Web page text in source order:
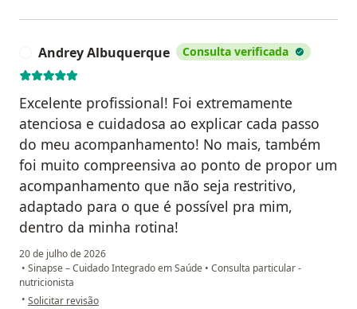
Andrey Albuquerque Consulta verificada
Excelente profissional! Foi extremamente
atenciosa e cuidadosa ao explicar cada passo
do meu acompanhamento! No mais, também
foi muito compreensiva ao ponto de propor um
acompanhamento que não seja restritivo,
adaptado para o que é possível pra mim,
dentro da minha rotina!
20 de julho de 2026
• Sinapse – Cuidado Integrado em Saúde • Consulta particular -
nutricionista
• na opinião do utilizador Andrey Albuquerque
Solicitar revisão